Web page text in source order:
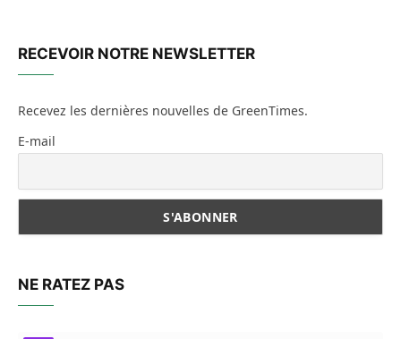
RECEVOIR NOTRE NEWSLETTER
Recevez les dernières nouvelles de GreenTimes.
E-mail
NE RATEZ PAS